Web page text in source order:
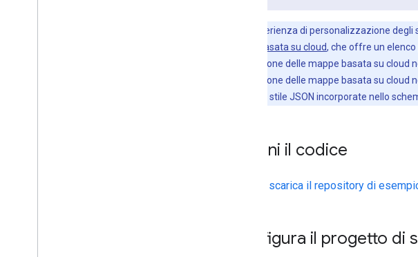
Per un'esperienza di personalizzazione
delle mappe basata su cloud, che offre un
personalizzazione delle mappe basata su cloud
personalizzazione delle mappe basata su
dichiarazioni di stile JSON incorporate nello
Ottieni il codice
Clona o scarica il repository di
Configura il progetto di